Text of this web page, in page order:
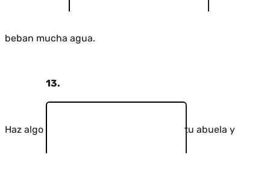
beban mucha agua.
Haz algo
13.
tu abuela y